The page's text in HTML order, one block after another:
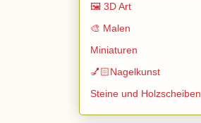
🖼️ 3D Art
🎨 Malen
Miniaturen
💅🏻Nagelkunst
Steine und Holzscheiben